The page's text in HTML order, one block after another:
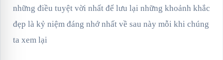
những điều tuyệt vời nhất để lưu lại những khoảnh khắc
đẹp là kỷ niệm đáng nhớ nhất về sau này mỗi khi chúng
ta xem lại